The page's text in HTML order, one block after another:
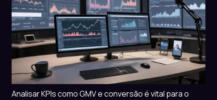
Analisar KPIs como GMV e conversão é vital para o